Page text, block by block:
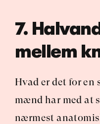
7.
mellem
Hvad er det for
mænd har med at
nærmest